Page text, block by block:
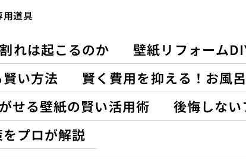
道具
れは起こるのか
壁紙リフォーム
い方法
賢く費用を抑える！お風
せる壁紙の賢い活用術
後悔しな
プロが解説